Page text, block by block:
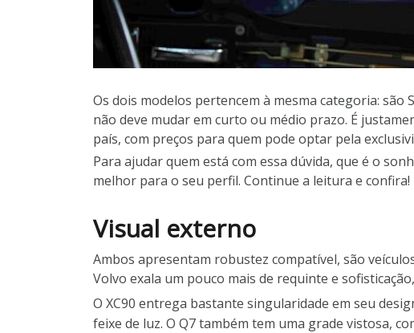
Os dois modelos pertencem à mesma categoria:
não deve mudar em curto ou médio prazo. É
país, com preços para quem pode optar pela
Para ajudar quem está com essa dúvida, que é o
melhor para o seu perfil. Continue a leitura e confira!
Visual externo
Ambos apresentam robustez compatível, são
Volvo exala um pouco mais de requinte e
O XC90 entrega bastante singularidade em seu
feixe de luz. O Q7 também tem uma grade vistosa,